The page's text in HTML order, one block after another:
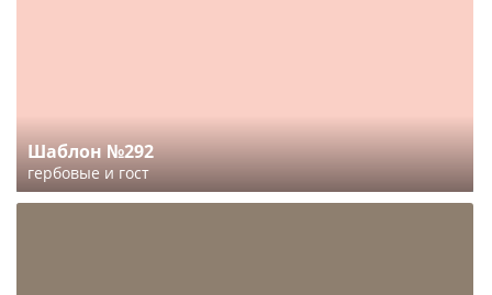
Шаблон №292
гербовые и гост